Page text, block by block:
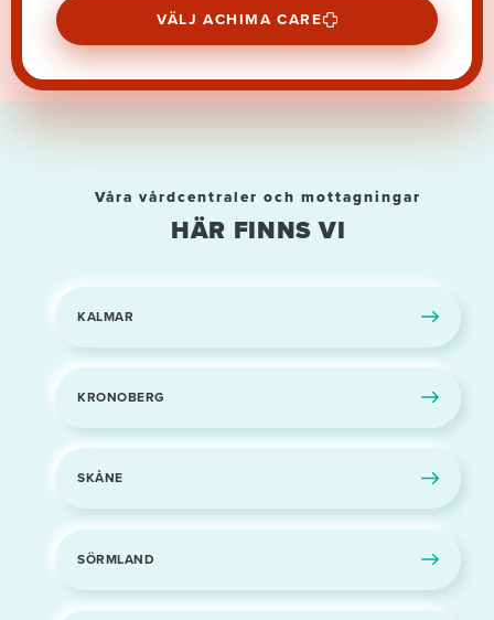
VÄLJ ACHIMA CARE
Våra vårdcentraler och mottagningar
HÄR FINNS VI
KALMAR
KRONOBERG
SKÅNE
SÖRMLAND